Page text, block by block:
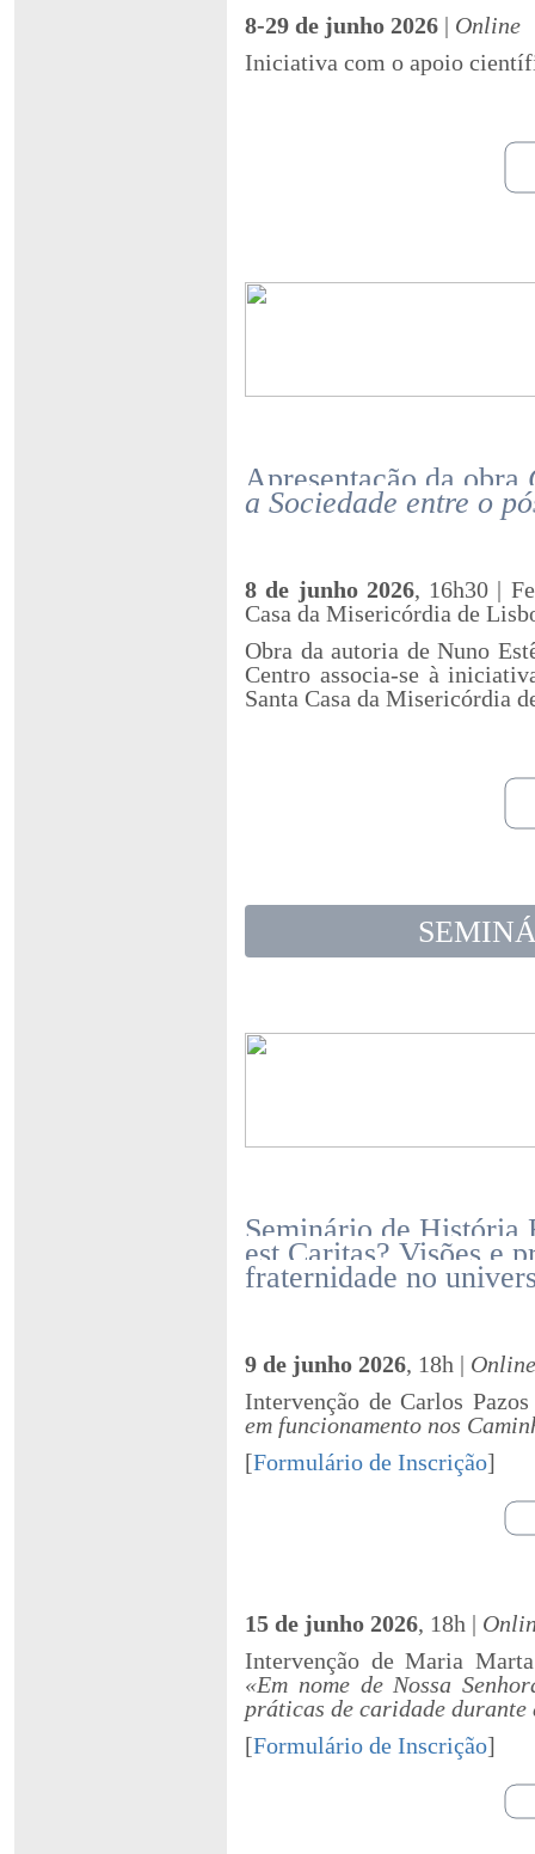
8-29 de junho 2026 | Online
Iniciativa com o apoio
Apresentação da obra
a Sociedade entre o
8 de junho 2026, 16h30 |
Casa da Misericórdia de
Obra da autoria de Nuno
Centro associa-se à
Santa Casa da Misericórdia
Seminário de História
est Caritas? Visões e
fraternidade no
9 de junho 2026, 18h | Online
Intervenção de Carlos
em funcionamento nos
[Formulário de Inscrição]
15 de junho 2026, 18h |
Intervenção de Maria
«Em nome de Nossa
práticas de caridade durante
[Formulário de Inscrição]